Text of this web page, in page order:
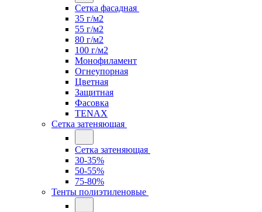
Сетка фасадная
35 г/м2
55 г/м2
80 г/м2
100 г/м2
Монофиламент
Огнеупорная
Цветная
Защитная
Фасовка
TENAX
Сетка затеняющая
Сетка затеняющая
30-35%
50-55%
75-80%
Тенты полиэтиленовые